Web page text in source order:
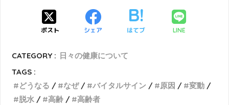
ポスト シェア はてブ LINE
CATEGORY : 日々の健康について
TAGS :
どうなる
なぜ バイタルサイン 原因
変動
脱水
高齢 高齢者